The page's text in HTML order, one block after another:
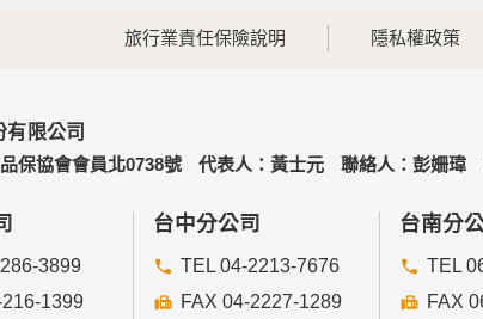
旅行業責任保險說明 隱私權政策
有限公司
品保協會會員北0738號 代表人：黃士元 聯絡人：彭姍瑋
3899
1399
台中分公司
TEL 04-2213-7676
FAX 04-2227-1289
台南分
TEL
FAX